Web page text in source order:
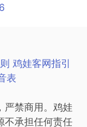
鸡娃客网指引
表
严禁商用。鸡娃
不承担任何责任